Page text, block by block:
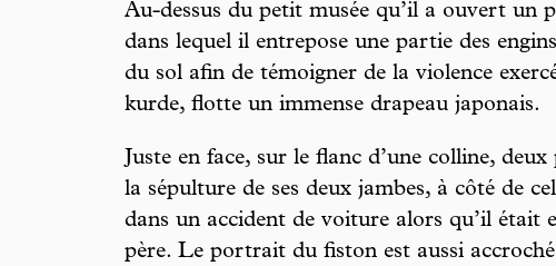
Au-dessus du petit musée qu’il a ouvert un
dans lequel il entrepose une partie des
du sol afin de témoigner de la violence
kurde, flotte un immense drapeau japonais.
Juste en face, sur le flanc d’une colline,
la sépulture de ses deux jambes, à côté de
dans un accident de voiture alors qu’il était
père. Le portrait du fiston est aussi